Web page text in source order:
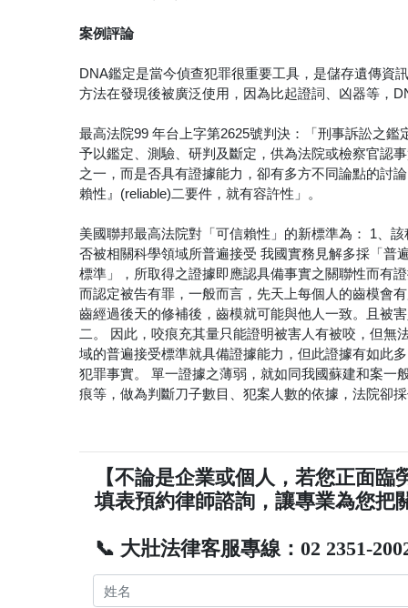
案例評論
DNA鑑定是當今偵查犯罪很重要工具，是儲存遺傳資
方法在發現後被廣泛使用，因為比起證詞、凶器等，
最高法院99 年台上字第2625號判決：「刑事訴訟之
予以鑑定、測驗、研判及斷定，供為法院或檢察官認
之一，而是否具有證據能力，卻有多方不同論點的討
賴性』(reliable)二要件，就有容許性」。
美國聯邦最高法院對「可信賴性」的新標準為： 1、
否被相關科學領域所普遍接受 我國實務見解多採「普
標準」，所取得之證據即應認具備事實之關聯性而有
而認定被告有罪，一般而言，先天上每個人的齒模會
齒經過後天的修補後，齒模就可能與他人一致。且被
二。 因此，咬痕充其量只能證明被害人有被咬，但
域的普遍接受標準就具備證據能力，但此證據有如此
犯罪事實。 單一證據之薄弱，就如同我國蘇建和案一
痕等，做為判斷刀子數目、犯案人數的依據，法院卻
【不論是企業或個人，若您正面
填表預約律師諮詢，讓專業為您把
📞 大壯法律客服專線：02 2351-